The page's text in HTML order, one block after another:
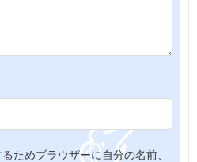
ためブラウザーに自分の名前、